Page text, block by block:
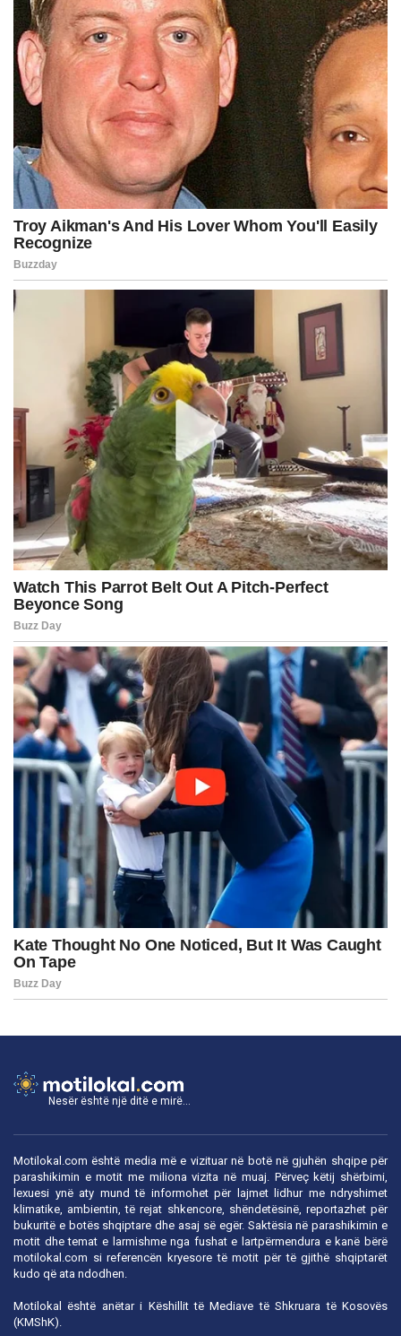
Nesër është një ditë e mirë...
Motilokal.com është media më e vizituar në botë në gjuhën shqipe për
parashikimin e motit me miliona vizita në muaj. Përveç këtij shërbimi,
lexuesi ynë aty mund të informohet për lajmet lidhur me ndryshimet
klimatike, ambientin, të rejat shkencore, shëndetësinë, reportazhet për
bukuritë e botës shqiptare dhe asaj së egër. Saktësia në parashikimin e
motit dhe temat e larmishme nga fushat e lartpërmendura e kanë bërë
motilokal.com si referencën kryesore të motit për të gjithë shqiptarët
kudo që ata ndodhen.
Motilokal është anëtar i Këshillit të Mediave të Shkruara të Kosovës
(KMShK).